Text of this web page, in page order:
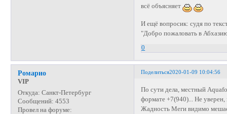
всё объясняет
И ещё вопросик: судя по
"Добро пожаловать в
0
Поделиться2020-01-09 10:04:56
Ромарио
VIP
Откуда: Санкт-Петербург
Сообщений: 4553
Провел на форуме:
По сути дела, местный
формате +7(940)... Не
Жадность Меги видимо